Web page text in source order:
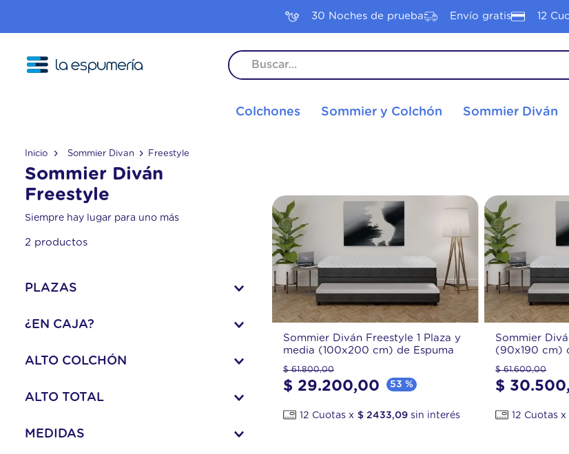
30 Noches de prueba Envío gratis 12
Colchones Sommier y Colchón Sommier Diván
Sommier Divan Freestyle
Sommier Diván
Freestyle
Siempre hay lugar para uno más
2 productos
PLAZAS
1 Plaza 1 )
¿EN CAJA?
No (2 )
ALTO COLCHÓN
20 cm (2)
ALTO TOTAL
57 cm (2)
MEDIDAS
Sommier Diván Freestyle 1 Plaza y
media (100x200 cm) de Espuma
$ 61.800,00
$ 29.200,00 53 %
12 $ 2433,09
Sommier
(90x190 cm)
$ 61.600,00
$ 30.500,
12
1. colchon 2 plazas
. pop
. rock
. colchón plaza media
colchon pop
. jazz
rock super